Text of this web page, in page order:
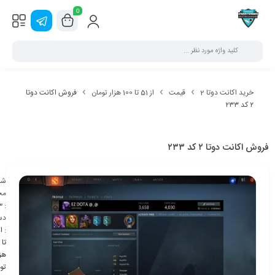
0
خرید اکانت دوتا 2 قیمت از 51 تا 100 هزار تومان
فروش اکانت دوتا
۲ کد ۲۳۳
فروش اکانت دوتا ۲ کد ۲۳۳
:
: